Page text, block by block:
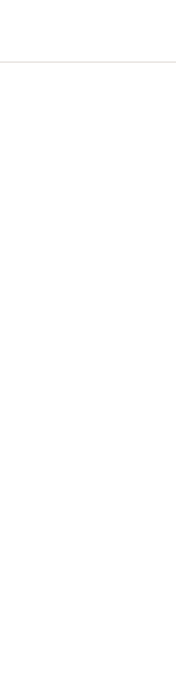
Thema findest